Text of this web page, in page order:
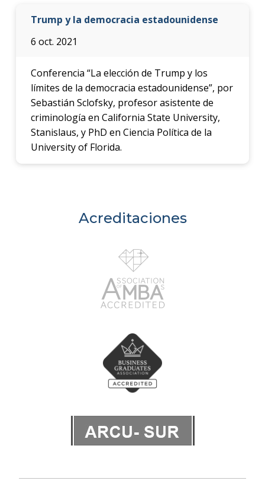
Trump y la democracia estadounidense
6 oct. 2021
Conferencia “La elección de Trump y los
límites de la democracia estadounidense”, por
Sebastián Sclofsky, profesor asistente de
criminología en California State University,
Stanislaus, y PhD en Ciencia Política de la
University of Florida.
Acreditaciones